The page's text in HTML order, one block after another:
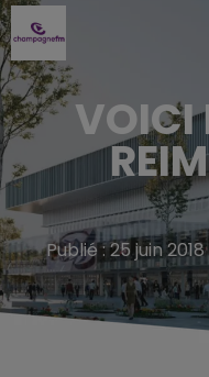
VOICI
Publié : 25 juin